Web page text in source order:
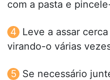
com a pasta e
Leve a assar
virando-o várias
Se necessário